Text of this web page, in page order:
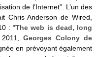
de l’Internet”. L’un des
Chris Anderson de Wired,
: “The web is dead, long
2011,Georges Colony de
en prévoyant également